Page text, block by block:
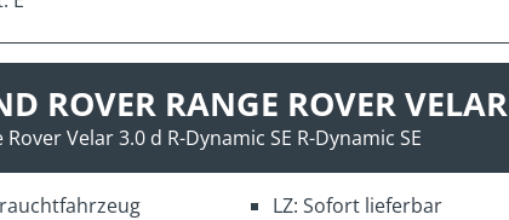
ROVER RANGE ROVER VELAR
Rover Velar 3.0 d R-Dynamic SE R-Dynamic SE
LZ: Sofort lieferbar